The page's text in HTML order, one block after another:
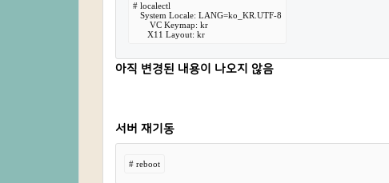
# localectl
   System Locale: LANG=ko_KR.UTF-8
       VC Keymap: kr
      X11 Layout: kr
아직 변경된 내용이 나오지 않음
서버 재기동
# reboot